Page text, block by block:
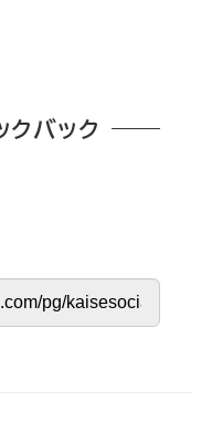
クバック